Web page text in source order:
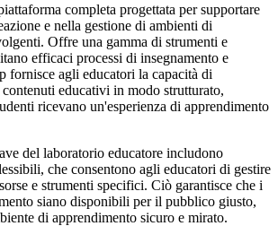
completa progettata per supportare
e nella gestione di ambienti di
Offre una gamma di strumenti e
efficaci processi di insegnamento e
fornisce agli educatori la capacità di
educativi in ​​modo strutturato,
ricevano un'esperienza di apprendimento
del laboratorio educatore includono
che consentono agli educatori di gestire
e strumenti specifici. Ciò garantisce che i
siano disponibili per il pubblico giusto,
di apprendimento sicuro e mirato.